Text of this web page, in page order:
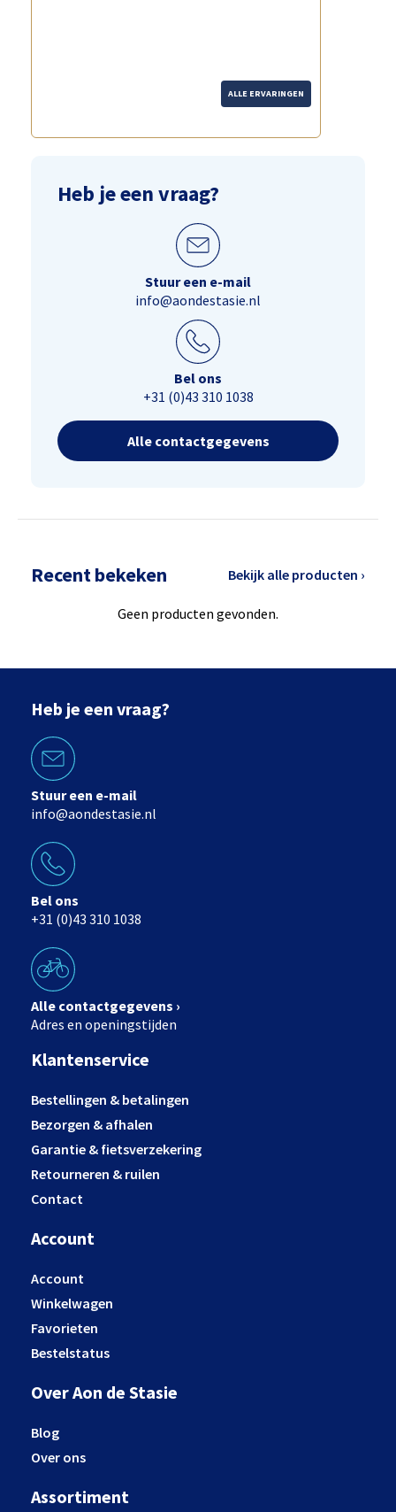
ALLE ERVARINGEN
Heb je een vraag?
Stuur een e-mail
info@aondestasie.nl
Bel ons
+31 (0)43 310 1038
Alle contactgegevens
Recent bekeken Bekijk alle producten ›
Geen producten gevonden.
Heb je een vraag?
Stuur een e-mail
info@aondestasie.nl
Bel ons
+31 (0)43 310 1038
Alle contactgegevens ›
Adres en openingstijden
Klantenservice
Bestellingen & betalingen
Bezorgen & afhalen
Garantie & fietsverzekering
Retourneren & ruilen
Contact
Account
Account
Winkelwagen
Favorieten
Bestelstatus
Over Aon de Stasie
Blog
Over ons
Assortiment